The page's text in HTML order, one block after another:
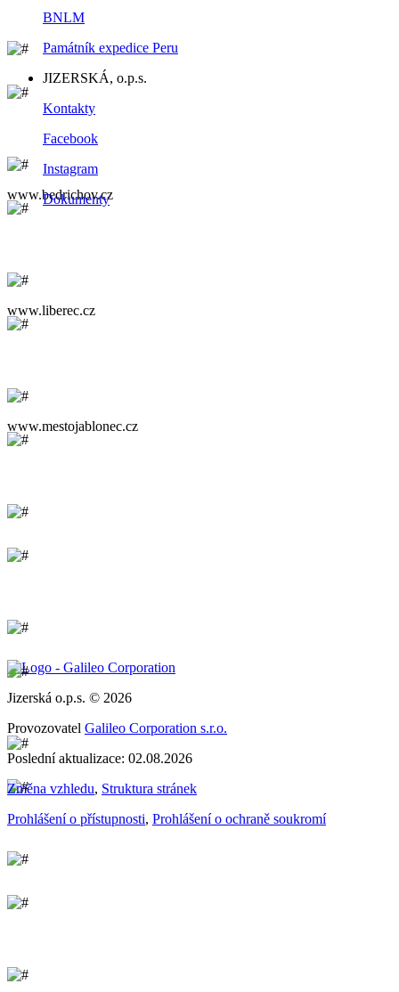
www.bedrichov.cz
www.liberec.cz
www.mestojablonec.cz
BNLM
Památník expedice Peru
JIZERSKÁ, o.p.s.
Kontakty
Facebook
Instagram
Dokumenty
Jizerská o.p.s. © 2026
Provozovatel Galileo Corporation s.r.o.
Poslední aktualizace: 02.08.2026
Změna vzhledu, Struktura stránek
Prohlášení o přístupnosti, Prohlášení o ochraně soukromí